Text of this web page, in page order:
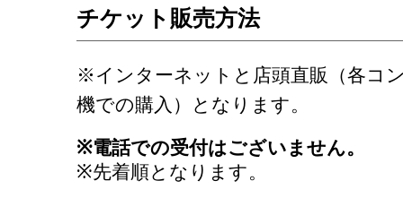
チケット販売方法
※インターネットと店頭直販（各コ
機での購入）となります。
※電話での受付はございません。
※先着順となります。